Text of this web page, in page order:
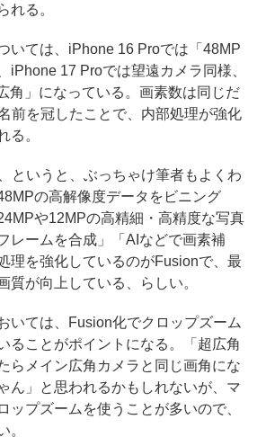
れる。
いては、iPhone 16 Proでは「48MP
iPhone 17 Proでは望遠カメラ同様、
角」になっている。画素数は同じだ
前を冠したことで、内部処理が強化
る。
というと、ぶっちゃけ筆者もよくわ
の高解像度データをビニング
や12MPの高精細・高精度な写真
レームを合成」「AIなどで画素補
理を強化しているのがFusionで、最
質が向上している、らしい。
いては、Fusion化でクロップズーム
ることがポイントになる。「超広角
らメイン広角カメラと同じ画角にな
ん」と思われるかもしれないが、マ
ップズームを使うことが多いので、
。